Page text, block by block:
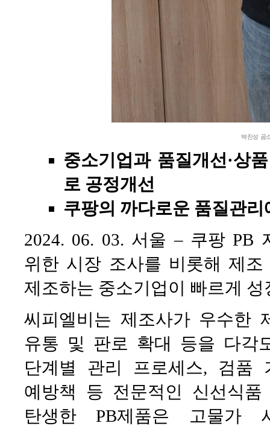
박진성 곰
중소기업과 품질개선·상
로 공정개선
쿠팡의 까다로운 품질관
2024. 06. 03. 서울 – 쿠팡 PB
위한 시장 조사를 비롯해 제
제조하는 중소기업이 빠르게 성
씨피엘비는 제조사가 우수한
유통 및 판로 확대 등을 다각
단계별 관리 프로세스, 검품
예방책 등 전문적인 신선식
탄생한 PB제품은 고물가